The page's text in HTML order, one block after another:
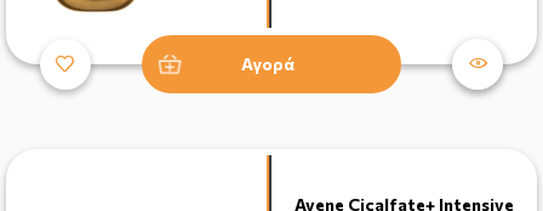
Αγορά
Avene Cicalfate+ Intensive